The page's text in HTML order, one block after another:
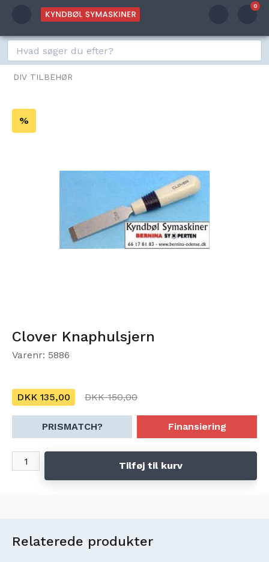
0
DIV TILBEHØR
%
Clover Knaphulsjern
Varenr: 5886
DKK 135,00 DKK 150,00
PRISMATCH? Finansiering
Tilføj til kurv
Relaterede produkter